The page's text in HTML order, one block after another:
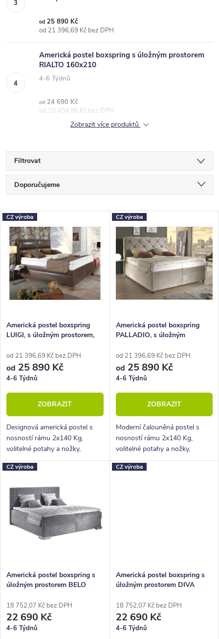
od 25 890 Kč
od 21 396,69 Kč bez DPH
Americká postel boxspring s úložným prostorem
RIALTO 160x210
4-6 Týdnů
od 24 690 Kč
od 20 404,96 Kč bez DPH
Zobrazit více produktů
Filtrovat
a
z
e
n
p
o
d
u
k
t
ů
Doporučujeme
Nejdražší
Nejprodávanější
Abecedně
V
ý
p
s
r
o
d
u
k
t
ů
CZ výroba
Americká postel boxspring
LUIGI, s úložným prostorem,
od 21 396,69 Kč bez DPH
od 25 890 Kč
4-6 Týdnů
ZOBRAZIT
Designová americká postel s
nosností rámu 2x140 Kg,
volitelné potahy a nožky,
hluboký úložný prostor.
CZ výroba
Americká postel boxspring
PALLADIO, s úložným
od 21 396,69 Kč bez DPH
od 25 890 Kč
4-6 Týdnů
ZOBRAZIT
Moderní čalouněná postel s
nosností rámu 2x140 Kg,
volitelné potahy a nožky,
hluboký úložný prostor.
CZ výroba
Americká postel boxspring s
úložným prostorem BELO
18 752,07 Kč bez DPH
22 690 Kč
4-6 Týdnů
CZ výroba
Americká postel boxspring s
úložným prostorem DIVA
18 752,07 Kč bez DPH
22 690 Kč
4-6 Týdnů